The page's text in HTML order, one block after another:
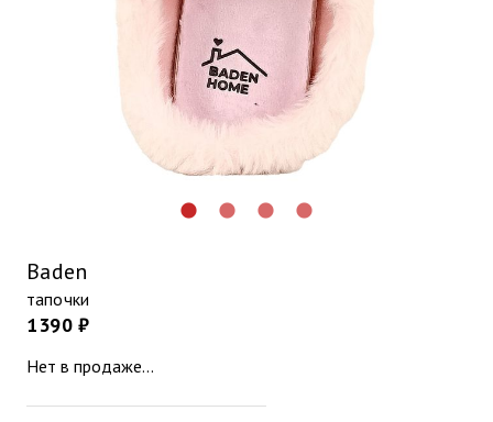
lens lens lens lens
Baden
тапочки
1390 ₽
Нет в продаже...